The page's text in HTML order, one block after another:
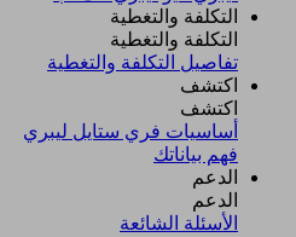
التكلفة والتغطية
التكلفة والتغطية
تفاصيل التكلفة والتغطية
اكتشف​
اكتشف​
أساسيات فري ستايل ليبري
فهم بياناتك
الدعم
الدعم
الأسئلة الشائعة